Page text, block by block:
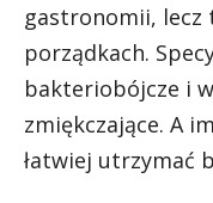
gastronomii, lecz
porządkach.
bakteriobójcze i
zmiękczające. A
łatwiej utrzymać